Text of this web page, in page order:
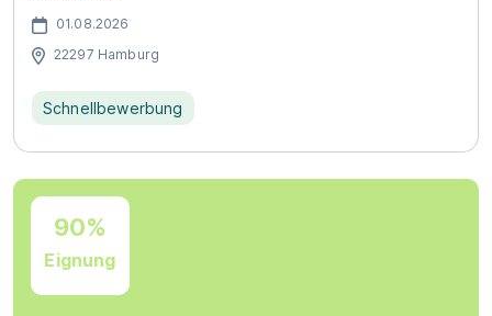
01.08.2026
22297 Hamburg
Schnellbewerbung
90%
Eignung